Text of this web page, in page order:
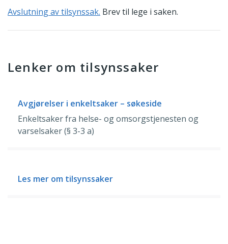
Avslutning av tilsynssak. Brev til lege i saken.
Lenker om tilsynssaker
Avgjørelser i enkeltsaker – søkeside
Enkeltsaker fra helse- og omsorgstjenesten og
varselsaker (§ 3-3 a)
Les mer om tilsynssaker